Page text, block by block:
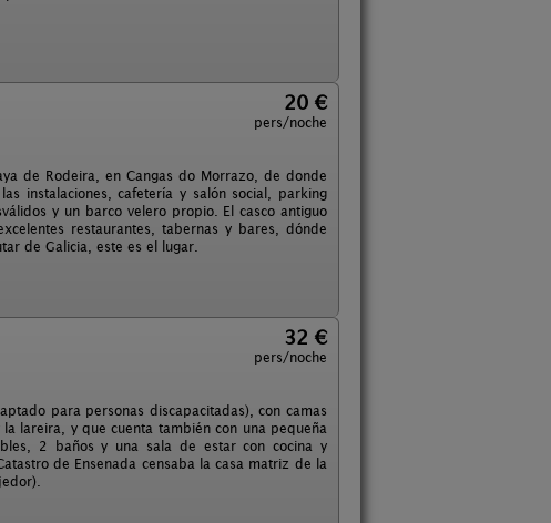
20 €
pers/noche
de Rodeira, en Cangas do Morrazo, de donde
instalaciones, cafetería y salón social, parking
y un barco velero propio. El casco antiguo
restaurantes, tabernas y bares, dónde
de Galicia, este es el lugar.
32 €
pers/noche
para personas discapacitadas), con camas
lareira, y que cuenta también con una pequeña
2 baños y una sala de estar con cocina y
de Ensenada censaba la casa matriz de la